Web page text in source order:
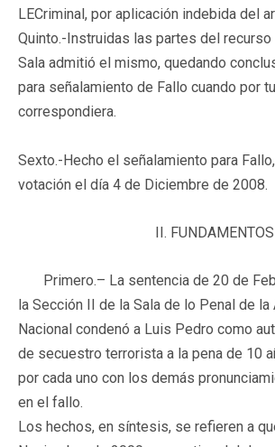
LECriminal, por aplicación indebida del
Quinto.-Instruidas las partes del
Sala admitió el mismo, quedando
para señalamiento de Fallo cuando por
correspondiera.
Sexto.-Hecho el señalamiento para
votación el día 4 de Diciembre de 2008.
II.
Primero.– La sentencia de 20 de
la Sección II de la Sala de lo Penal de la
Nacional condenó a Luis Pedro como
de secuestro terrorista a la pena de 10
por cada uno con los demás
en el fallo.
Los hechos, en síntesis, se refieren a